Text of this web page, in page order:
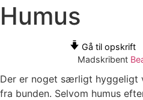
Humus
Gå til opskrift
Madskribent
Der er noget særligt hyggeligt
fra bunden. Selvom humus